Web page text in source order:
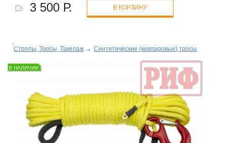
3 500 Р. В КОРЗИНУ
Стропы, Тросы, Такелаж → Синтетические (кевларовые) тросы
В НАЛИЧИИ